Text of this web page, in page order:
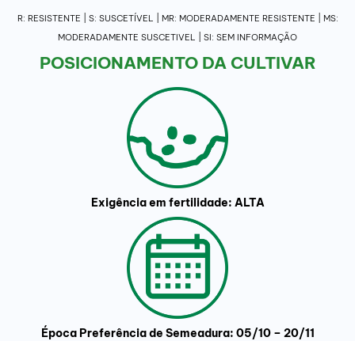
R: RESISTENTE | S: SUSCETÍVEL | MR: MODERADAMENTE RESISTENTE | MS:
MODERADAMENTE SUSCETIVEL | SI: SEM INFORMAÇÃO
POSICIONAMENTO DA CULTIVAR
Exigência em fertilidade: ALTA
Época Preferência de Semeadura: 05/10 – 20/11